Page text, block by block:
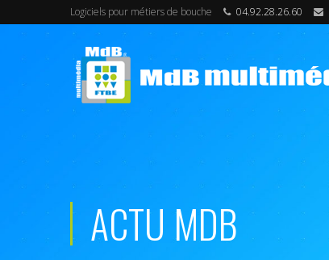
Logiciels pour métiers de bouche 04.92.28.26.60
ACTU MDB